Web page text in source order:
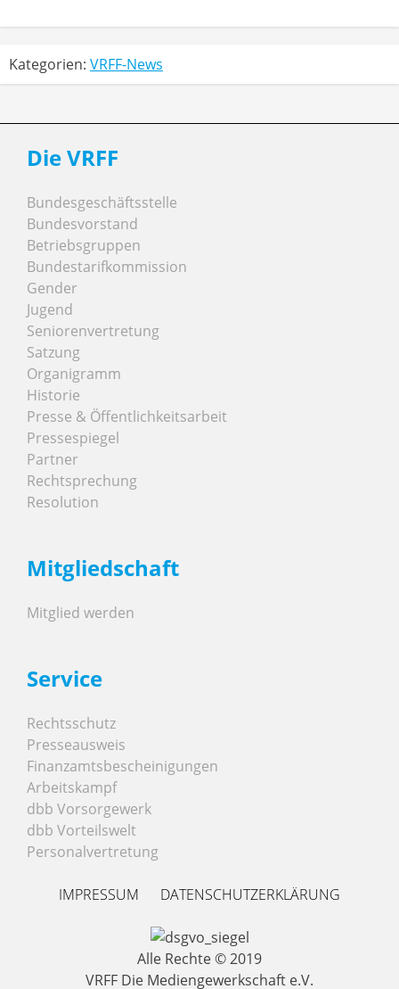
Kategorien: VRFF-News
Die VRFF
Bundesgeschäftsstelle
Bundesvorstand
Betriebsgruppen
Bundestarifkommission
Gender
Jugend
Seniorenvertretung
Satzung
Organigramm
Historie
Presse & Öffentlichkeitsarbeit
Pressespiegel
Partner
Rechtsprechung
Resolution
Mitgliedschaft
Mitglied werden
Service
Rechtsschutz
Presseausweis
Finanzamtsbescheinigungen
Arbeitskampf
dbb Vorsorgewerk
dbb Vorteilswelt
Personalvertretung
IMPRESSUM DATENSCHUTZERKLÄRUNG
Alle Rechte © 2019
VRFF Die Mediengewerkschaft e.V.